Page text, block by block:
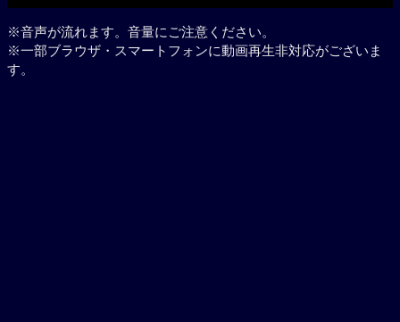
※音声が流れます。音量にご注意ください。
※一部ブラウザ・スマートフォンに動画再生非対応がございま
す。